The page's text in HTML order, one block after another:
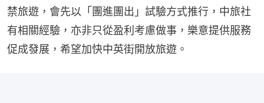
禁旅遊，會先以「團進團出」試驗方式推行，中旅社
有相關經驗，亦非只從盈利考慮做事，樂意提供服務
促成發展，希望加快中英街開放旅遊。